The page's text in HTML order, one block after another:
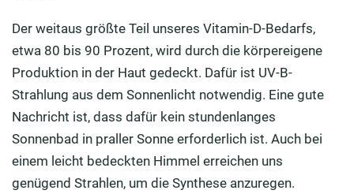
Der weitaus größte Teil unseres Vitamin-D-Bedarfs,
etwa 80 bis 90 Prozent, wird durch die körpereigene
Produktion in der Haut gedeckt. Dafür ist UV-B-
Strahlung aus dem Sonnenlicht notwendig. Eine gute
Nachricht ist, dass dafür kein stundenlanges
Sonnenbad in praller Sonne erforderlich ist. Auch bei
einem leicht bedeckten Himmel erreichen uns
genügend Strahlen, um die Synthese anzuregen.